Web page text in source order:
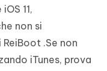
11,
non si
.Se non
iTunes, prova